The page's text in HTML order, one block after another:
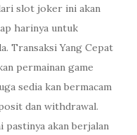
slot joker ini akan
harinya untuk
Transaksi Yang Cepat
permainan game
sedia kan bermacam
dan withdrawal.
akan berjalan